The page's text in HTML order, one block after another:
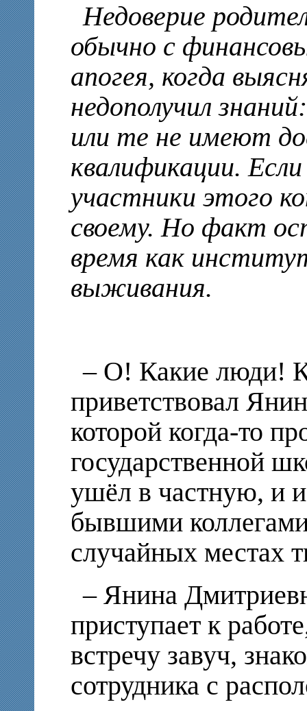
Недоверие
обычно с
апогея, когда
недополучил
или те не имеют
квалификации.
участники этого
своему. Но факт
время как
выживания.
– О! Какие люди!
приветствовал
которой когда-то
государственной
ушёл в частную, и
бывшими
случайных местах
– Янина
приступает к
встречу завуч,
сотрудника с